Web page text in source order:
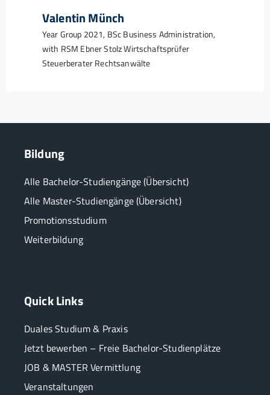
Valentin Münch
Year Group 2021, BSc Business Administration,
with RSM Ebner Stolz Wirtschaftsprüfer
Steuerberater Rechtsanwälte
Bildung
Alle Bachelor-Studiengänge (Übersicht)
Alle Master-Studiengänge (Übersicht)
Promotionsstudium
Weiterbildung
Quick Links
Duales Studium & Praxis
Jetzt bewerben – Freie Bachelor-Studienplätze
JOB & MASTER Vermittlung
Veranstaltungen